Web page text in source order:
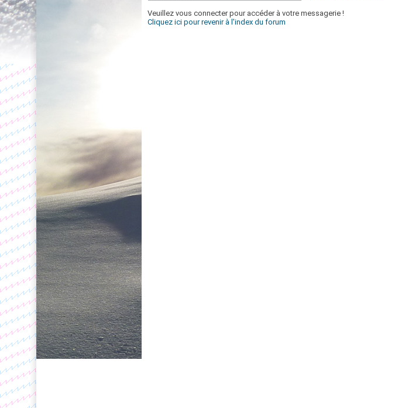
Veuillez vous connecter pour accéder à votre messagerie !
Cliquez ici pour revenir à l'index du forum